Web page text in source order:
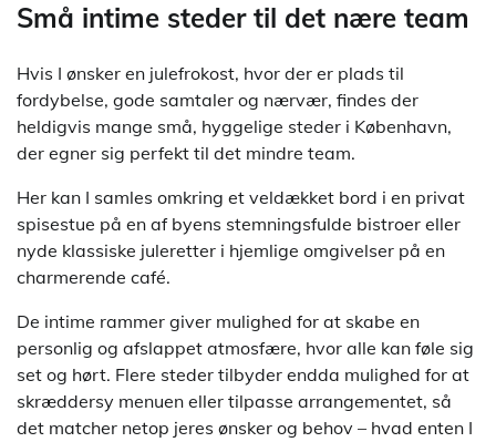
Små intime steder til det nære team
Hvis I ønsker en julefrokost, hvor der er plads til
fordybelse, gode samtaler og nærvær, findes der
heldigvis mange små, hyggelige steder i København,
der egner sig perfekt til det mindre team.
Her kan I samles omkring et veldækket bord i en privat
spisestue på en af byens stemningsfulde bistroer eller
nyde klassiske juleretter i hjemlige omgivelser på en
charmerende café.
De intime rammer giver mulighed for at skabe en
personlig og afslappet atmosfære, hvor alle kan føle sig
set og hørt. Flere steder tilbyder endda mulighed for at
skræddersy menuen eller tilpasse arrangementet, så
det matcher netop jeres ønsker og behov – hvad enten I